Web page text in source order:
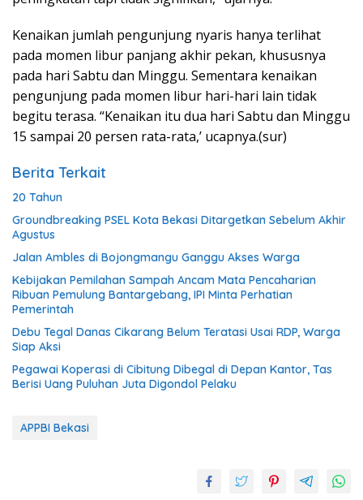
Kenaikan jumlah pengunjung nyaris hanya terlihat
pada momen libur panjang akhir pekan, khususnya
pada hari Sabtu dan Minggu. Sementara kenaikan
pengunjung pada momen libur hari-hari lain tidak
begitu terasa. “Kenaikan itu dua hari Sabtu dan Minggu
15 sampai 20 persen rata-rata,’ ucapnya.(sur)
Berita Terkait
20 Tahun
Groundbreaking PSEL Kota Bekasi Ditargetkan Sebelum Akhir
Agustus
Jalan Ambles di Bojongmangu Ganggu Akses Warga
Kebijakan Pemilahan Sampah Ancam Mata Pencaharian
Ribuan Pemulung Bantargebang, IPI Minta Perhatian
Pemerintah
Debu Tegal Danas Cikarang Belum Teratasi Usai RDP, Warga
Siap Aksi
Pegawai Koperasi di Cibitung Dibegal di Depan Kantor, Tas
Berisi Uang Puluhan Juta Digondol Pelaku
APPBI Bekasi